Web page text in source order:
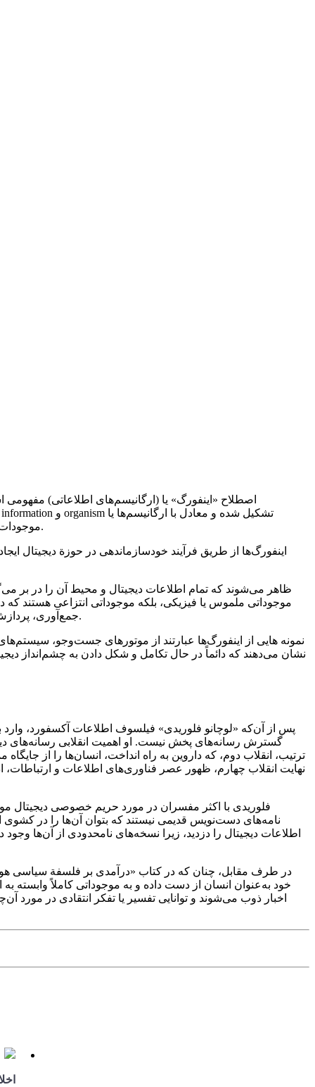
اصطلاح «اینفورگ» یا (ارگانیسم‌های اطلاعاتی)
موجودات زندة اطلاعاتی است؛ به عبارت دیگر اینفورگ‌ها موجودات شبه‌زنده‌ای هستند که از اطلاعات تشکیل شده و هویت آن‌ها براساس دیتاها است.
اینفورگ‌ها از طریق فرآیند خودسازماندهی در حوزة دیجیتال
موجوداتی ملموس یا فیزیکی، بلکه موجوداتی انتزاعی هستند
جمع‌آوری، پردازش و انتقال اطلاعاتی که عملکرد و تکامل آن‌ها را ممکن می سازد،به منابع داده، شبکه‌ها، الگوریتم‌ها و زیرساخت‌های محاسباتی متکی هستند.
نمونه هایی از اینفورگ‌ها عبارتند از موتورهای جست‌وجو،
نشان می‌دهند که دائماً در حال تکامل و شکل دادن به چشم‌انداز
پس از آن‌که «لوچانو فلوریدی» فیلسوف اطلاعات آکسفورد،
گسترش رسانه‌های پخش نیست. او اهمیت انقلابی رسانه‌های
ترتیب، انقلاب دوم، که داروین به راه انداخت، انسان‌ها را از
نهایت انقلاب چهارم، ظهور عصر فناوری‌های اطلاعات و
فلوریدی با اکثر مفسران در مورد حریم خصوصی دیجیتال
نامه‌های دست‌نویس قدیمی نیستند که بتوان آن‌ها را در
اطلاعات دیجیتال را دزدید، زیرا نسخه‌های نامحدودی از آن‌ها
در طرف مقابل، چنان که در کتاب «درآمدی بر فلسفة سیاسی
خود به‌عنوان انسان از دست داده و به موجوداتی کاملاً وابسته
اخبار ذوب می‌شوند و توانایی تفسیر یا تفکر انتقادی در مورد